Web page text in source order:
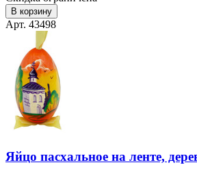
В корзину
Арт. 43498
Яйцо пасхальное на ленте,